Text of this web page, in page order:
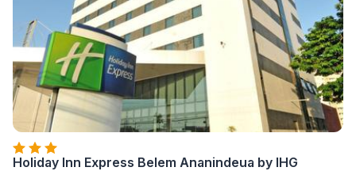
Holiday Inn Express Belem Ananindeua by IHG